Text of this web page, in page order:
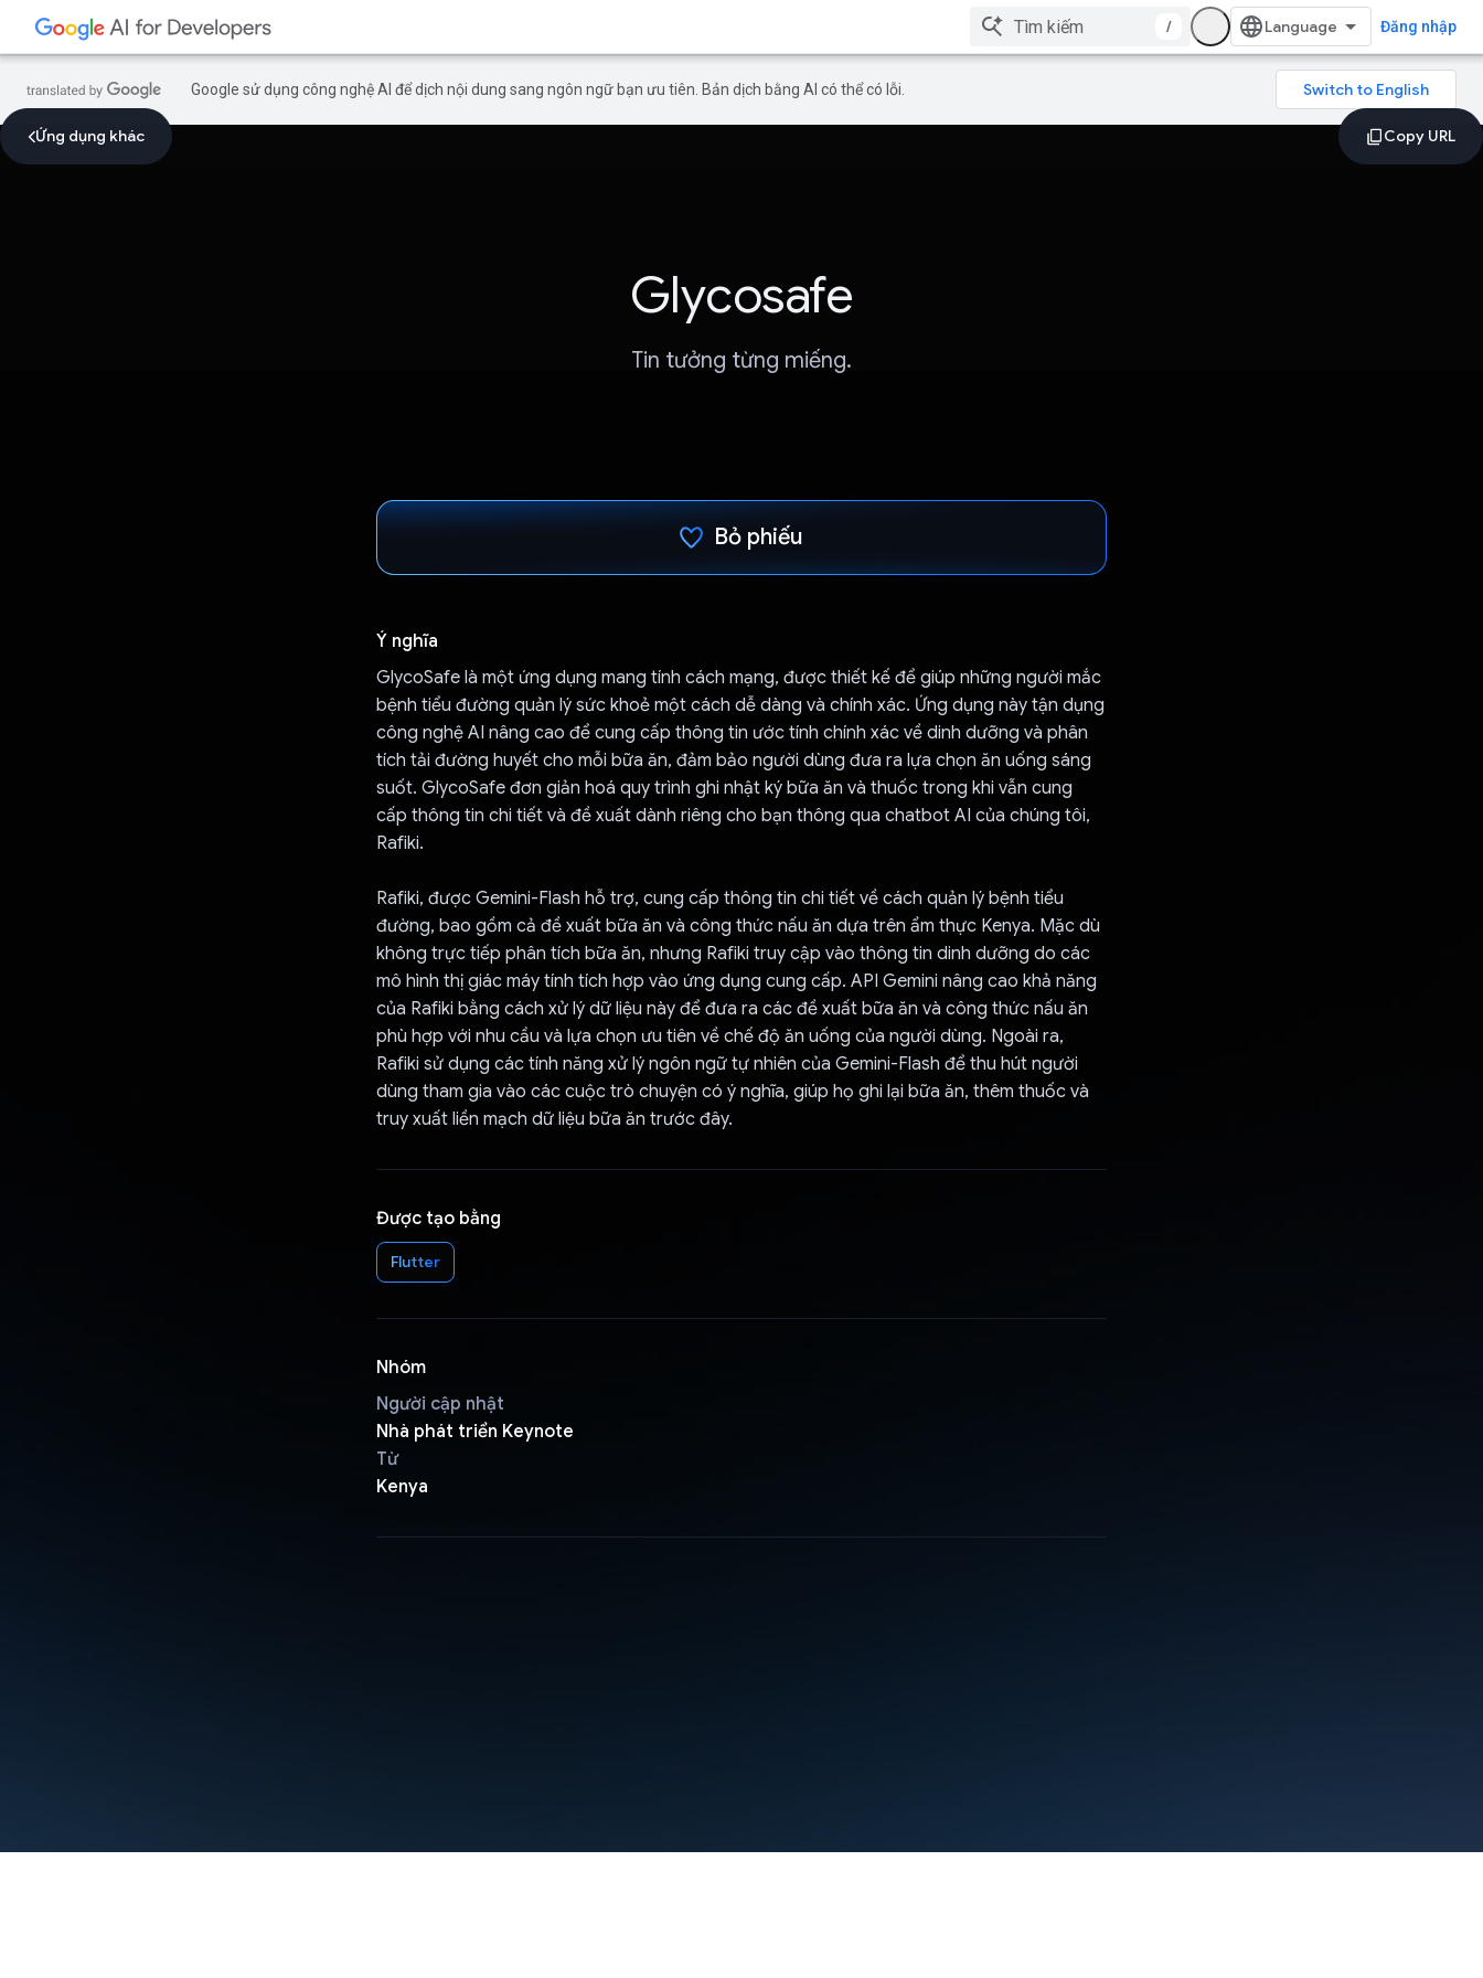
/ Đăng nhập
Google sử dụng công nghệ AI để dịch nội dung sang ngôn ngữ bạn ưu tiên. Bản dịch bằng AI có thể có lỗi.
Ứng dụng khác
Glycosafe
Tin tưởng từng miếng.
Bỏ phiếu
Ý nghĩa
GlycoSafe là một ứng dụng mang tính cách mạng, được thiết kế để giúp những người mắc
bệnh tiểu đường quản lý sức khoẻ một cách dễ dàng và chính xác. Ứng dụng này tận dụng
công nghệ AI nâng cao để cung cấp thông tin ước tính chính xác về dinh dưỡng và phân
tích tải đường huyết cho mỗi bữa ăn, đảm bảo người dùng đưa ra lựa chọn ăn uống sáng
suốt. GlycoSafe đơn giản hoá quy trình ghi nhật ký bữa ăn và thuốc trong khi vẫn cung
cấp thông tin chi tiết và đề xuất dành riêng cho bạn thông qua chatbot AI của chúng tôi,
Rafiki.
Rafiki, được Gemini-Flash hỗ trợ, cung cấp thông tin chi tiết về cách quản lý bệnh tiểu
đường, bao gồm cả đề xuất bữa ăn và công thức nấu ăn dựa trên ẩm thực Kenya. Mặc dù
không trực tiếp phân tích bữa ăn, nhưng Rafiki truy cập vào thông tin dinh dưỡng do các
mô hình thị giác máy tính tích hợp vào ứng dụng cung cấp. API Gemini nâng cao khả năng
của Rafiki bằng cách xử lý dữ liệu này để đưa ra các đề xuất bữa ăn và công thức nấu ăn
phù hợp với nhu cầu và lựa chọn ưu tiên về chế độ ăn uống của người dùng. Ngoài ra,
Rafiki sử dụng các tính năng xử lý ngôn ngữ tự nhiên của Gemini-Flash để thu hút người
dùng tham gia vào các cuộc trò chuyện có ý nghĩa, giúp họ ghi lại bữa ăn, thêm thuốc và
truy xuất liền mạch dữ liệu bữa ăn trước đây.
Được tạo bằng
Flutter
Nhóm
Người cập nhật
Nhà phát triển Keynote
Từ
Kenya